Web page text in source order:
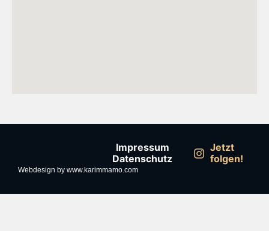
Impressum
Datenschutz
Jetzt
folgen!
Webdesign by www.karimmamo.com